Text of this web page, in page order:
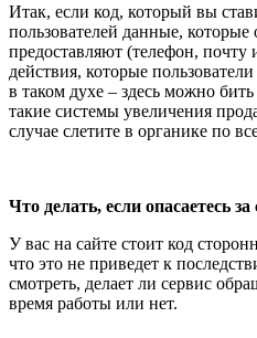
Итак, если код, который вы
пользователей данные, которые
предоставляют (телефон, почту
действия, которые
в таком духе – здесь можно
такие системы увеличения
случае слетите в органике по
Что делать, если опасаетесь за
У вас на сайте стоит код
что это не приведет к
смотреть, делает ли сервис
время работы или нет.